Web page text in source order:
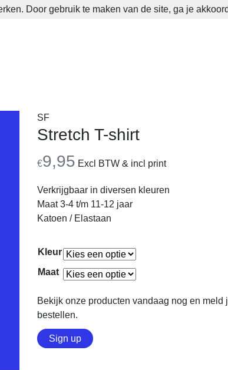
SF
Stretch T-shirt
€9,95 Excl BTW & incl print
Verkrijgbaar in diversen kleuren
Maat 3-4 t/m 11-12 jaar
Katoen / Elastaan
Kleur
Maat
Bekijk onze producten vandaag nog en meld
bestellen.
Sign up
Door gebruik te maken van de site, ga je